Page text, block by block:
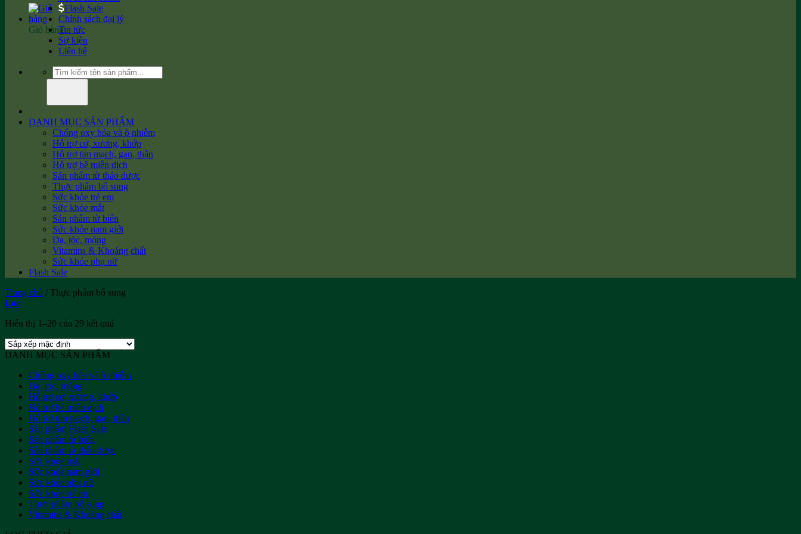
Giỏ hàng
Flash Sale
Chính sách đại lý
Tin tức
Sự kiện
Liên hệ
Tìm
kiếm:
DANH MỤC SẢN PHẨM
Chống oxy hóa và ô nhiễm
Hỗ trợ cơ, xương, khớp
Hỗ trợ tim mạch, gan, thận
Hỗ trợ hệ miễn dịch
Sản phẩm từ thảo dược
Thực phẩm bổ sung
Sức khỏe trẻ em
Sức khỏe mắt
Sản phẩm từ biển
Sức khỏe nam giới
Da, tóc, móng
Vitamins & Khoáng chất
Sức khỏe phụ nữ
Flash Sale
Trang chủ / Thực phẩm bổ sung
Lọc
Hiển thị 1–20 của 29 kết quả
DANH MỤC SẢN PHẨM
Chống oxy hóa và ô nhiễm
Da, tóc, móng
Hỗ trợ cơ, xương, khớp
Hỗ trợ hệ miễn dịch
Hỗ trợ tim mạch, gan, thận
Sản phẩm Flash Sale
Sản phẩm từ biển
Sản phẩm từ thảo dược
Sức khỏe mắt
Sức khỏe nam giới
Sức khỏe phụ nữ
Sức khỏe trẻ em
Thực phẩm bổ sung
Vitamins & Khoáng chất